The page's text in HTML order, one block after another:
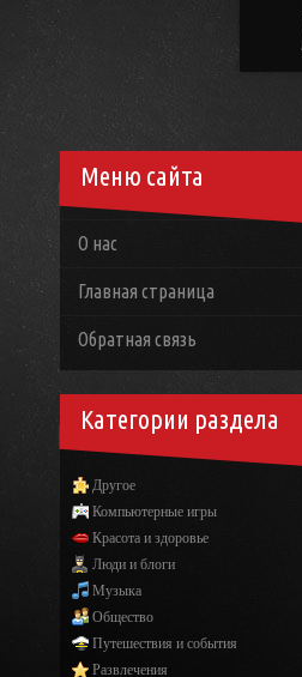
Меню сайта
О нас
Главная страница
Обратная связь
Категории раздела
Другое
Компьютерные игры
Красота и здоровье
Люди и блоги
Музыка
Общество
Путешествия и события
Развлечения